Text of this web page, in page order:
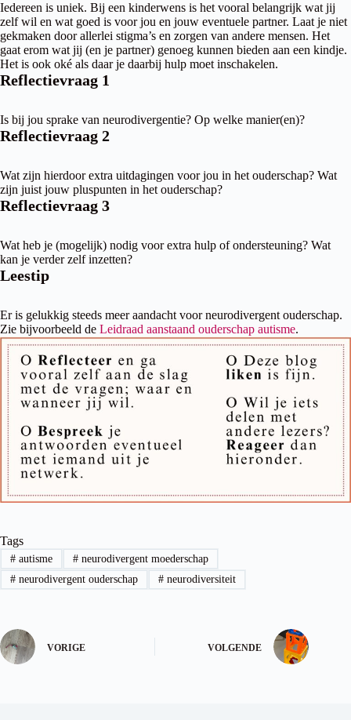
Iedereen is uniek. Bij een kinderwens is het vooral belangrijk wat jij
zelf wil en wat goed is voor jou en jouw eventuele partner. Laat je niet
gekmaken door allerlei stigma’s en zorgen van andere mensen. Het
gaat erom wat jij (en je partner) genoeg kunnen bieden aan een kindje.
Het is ook oké als daar je daarbij hulp moet inschakelen.
Reflectievraag 1
Is bij jou sprake van neurodivergentie? Op welke manier(en)?
Reflectievraag 2
Wat zijn hierdoor extra uitdagingen voor jou in het ouderschap? Wat
zijn juist jouw pluspunten in het ouderschap?
Reflectievraag 3
Wat heb je (mogelijk) nodig voor extra hulp of ondersteuning? Wat
kan je verder zelf inzetten?
Leestip
Er is gelukkig steeds meer aandacht voor neurodivergent ouderschap.
Zie bijvoorbeeld de Leidraad aanstaand ouderschap autisme.
Tags
#autisme #neurodivergent moederschap
#neurodivergent ouderschap #neurodiversiteit
VORIGE VOLGENDE